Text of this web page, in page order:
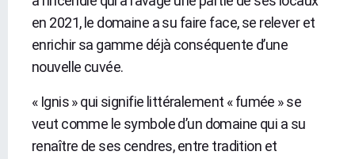
en 2021, le domaine a su faire face, se relever et
enrichir sa gamme déjà conséquente d’une
nouvelle cuvée.
« Ignis » qui signifie littéralement « fumée » se
veut comme le symbole d’un domaine qui a su
renaître de ses cendres, entre tradition et